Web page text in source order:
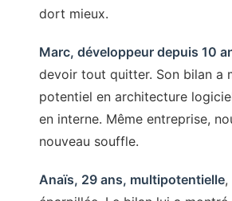
dort mieux.
Marc, développeur depuis 10
devoir tout quitter. Son bilan a
potentiel en architecture
en interne. Même entreprise,
nouveau souffle.
Anaïs, 29 ans, multipotentielle,